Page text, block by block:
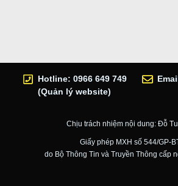
Hotline: 0966 649 749
(Quản lý website)
Chịu trách nhiệm nội dung: Đỗ
Giấy phép MXH số 544/GP-
do Bộ Thông Tin và Truyền Thông cấp